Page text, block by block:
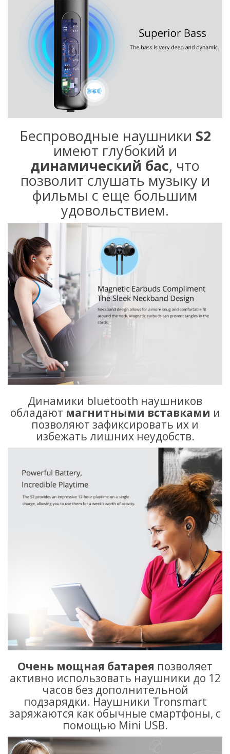
Беспроводные наушники S2
имеют глубокий и
динамический бас, что
позволит слушать музыку и
фильмы с еще большим
удовольствием.
Динамики bluetooth наушников
обладают магнитными вставками и
позволяют зафиксировать их и
избежать лишних неудобств.
Очень мощная батарея позволяет
активно использовать наушники до 12
часов без дополнительной
подзарядки. Наушники Tronsmart
заряжаются как обычные смартфоны, с
помощью Mini USB.